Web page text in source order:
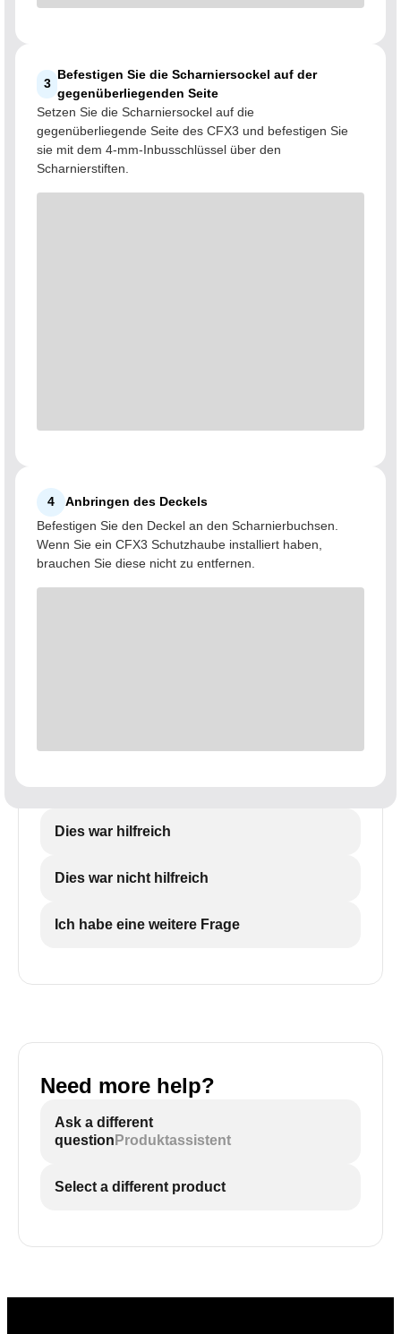
3
Befestigen Sie die Scharniersockel auf der
gegenüberliegenden Seite
Setzen Sie die Scharniersockel auf die
gegenüberliegende Seite des CFX3 und befestigen Sie
sie mit dem 4-mm-Inbusschlüssel über den
Scharnierstiften.
4
Anbringen des Deckels
Befestigen Sie den Deckel an den Scharnierbuchsen.
Wenn Sie ein CFX3 Schutzhaube installiert haben,
brauchen Sie diese nicht zu entfernen.
Dies war hilfreich
Dies war nicht hilfreich
Ich habe eine weitere Frage
Need more help?
Ask a different
question Produktassistent
Select a different product